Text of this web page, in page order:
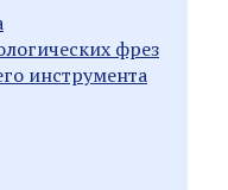
фрез
инструмента